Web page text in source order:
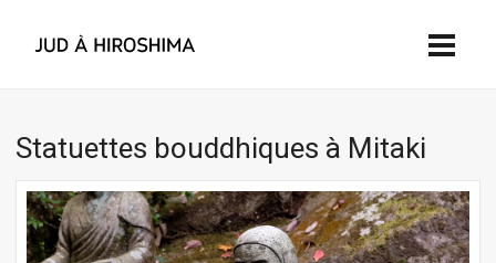
Statuettes bouddhiques à Mitaki